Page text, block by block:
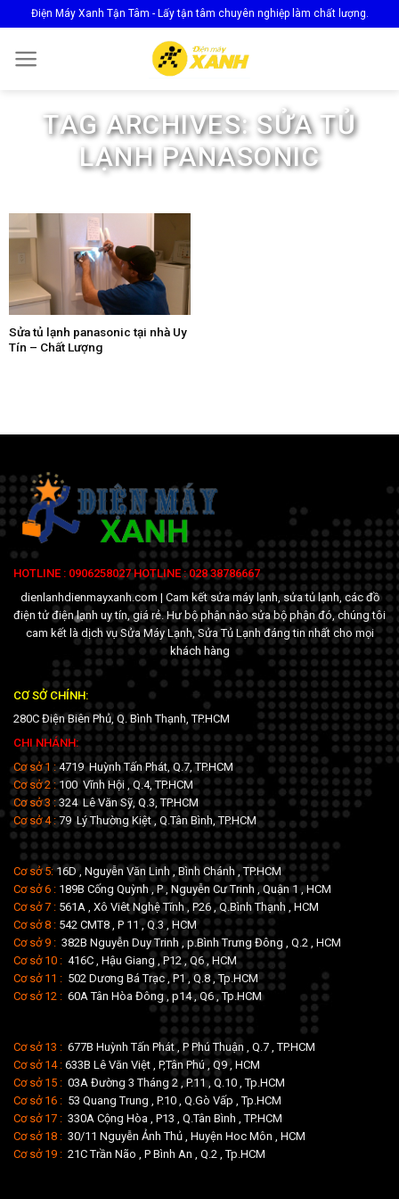
to
content
Điện Máy Xanh Tận Tâm - Lấy tận tâm chuyên nghiệp làm chất lượng.
TAG ARCHIVES: SỬA TỦ
LẠNH PANASONIC
Sửa tủ lạnh panasonic tại nhà Uy
Tín – Chất Lượng
HOTLINE : 0906258027 HOTLINE : 028 38786667
dienlanhdienmayxanh.com | Cam kết sửa máy lạnh, sửa tủ lạnh, các đồ
điện tử điện lạnh uy tín, giá rẻ. Hư bộ phận nào sửa bộ phận đó, chúng tôi
cam kết là dịch vụ Sửa Máy Lạnh, Sửa Tủ Lạnh đáng tin nhất cho mọi
khách hàng
CƠ SỞ CHÍNH:
280C Điện Biên Phủ, Q. Bình Thạnh, TP.HCM
CHI NHÁNH:
Cơ sở 1 :4719 Huỳnh Tấn Phát, Q.7, TP.HCM
Cơ sở 2 :100 Vĩnh Hội , Q.4, TP.HCM
Cơ sở 3 :324 Lê Văn Sỹ, Q.3, TP.HCM
Cơ sở 4 :79 Lý Thường Kiệt , Q.Tân Bình, TP.HCM
Cơ sở 5:16D , Nguyễn Văn Linh , Bình Chánh , TP.HCM
Cơ sở 6 : 189B Cống Quỳnh , P , Nguyễn Cư Trinh , Quận 1 , HCM
Cơ sở 7 : 561A , Xô Viêt Nghệ Tĩnh , P26 , Q.Bình Thạnh , HCM
Cơ sở 8 : 542 CMT8 , P 11 , Q.3 , HCM
Cơ sở 9 : 382B Nguyễn Duy Trinh , p.Bình Trưng Đông , Q.2 , HCM
Cơ sở 10 : 416C , Hậu Giang , P12 , Q6 , HCM
Cơ sở 11 : 502 Dương Bá Trạc , P1 , Q.8 , Tp.HCM
Cơ sở 12 : 60A Tân Hòa Đông , p14 , Q6 , Tp.HCM
Cơ sở 13 : 677B Huỳnh Tấn Phát , P Phú Thuận , Q.7 , TP.HCM
Cơ sở 14 : 633B Lê Văn Việt , P,Tân Phú , Q9 , HCM
Cơ sở 15 : 03A Đường 3 Tháng 2 , P.11 , Q.10 , Tp.HCM
Cơ sở 16 : 53 Quang Trung , P.10 , Q.Gò Vấp , Tp.HCM
Cơ sở 17 : 330A Cộng Hòa , P13 , Q.Tân Bình , TP.HCM
Cơ sở 18 : 30/11 Nguyễn Ảnh Thủ , Huyện Hoc Môn , HCM
Cơ sở 19 : 21C Trần Não , P Bình An , Q.2 , Tp.HCM